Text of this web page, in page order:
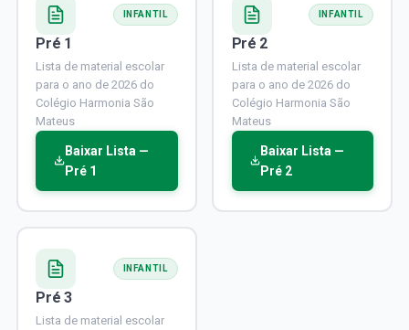
INFANTIL
Pré 1
Lista de material escolar
para o ano de 2026 do
Colégio Harmonia São
Mateus
Baixar Lista —
Pré 1
INFANTIL
Pré 2
Lista de material escolar
para o ano de 2026 do
Colégio Harmonia São
Mateus
Baixar Lista —
Pré 2
INFANTIL
Pré 3
Lista de material escolar